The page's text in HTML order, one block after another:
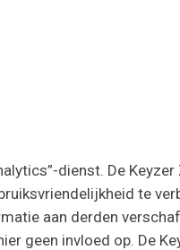
dienst. De
te
aan derden
geen invloed op. De